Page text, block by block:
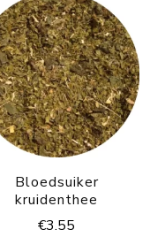
Bloedsuiker
kruidenthee
€3.55